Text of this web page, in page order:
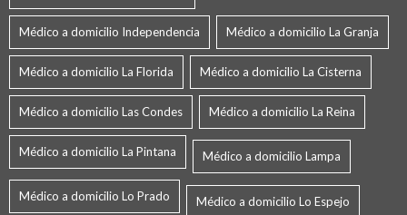
Médico a domicilio Independencia Médico a domicilio La Granja
Médico a domicilio La Florida Médico a domicilio La Cisterna
Médico a domicilio Las Condes Médico a domicilio La Reina
Médico a domicilio La Pintana Médico a domicilio Lampa
Médico a domicilio Lo Prado Médico a domicilio Lo Espejo